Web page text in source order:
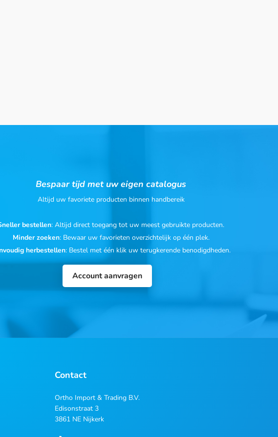
Bespaar tijd met uw eigen catalogus
Altijd uw favoriete producten binnen handbereik
bestellen: Altijd direct toegang tot uw meest gebruikte producten.
Minder zoeken: Bewaar uw favorieten overzichtelijk op één plek.
herbestellen: Bestel met één klik uw terugkerende benodigdheden.
Account aanvragen
Contact
Ortho Import & Trading B.V.
Edisonstraat 3
3861 NE Nijkerk